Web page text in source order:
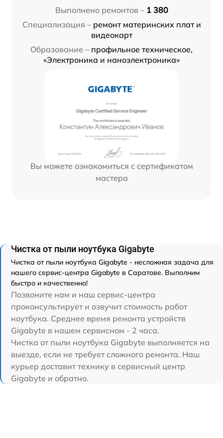
Выполнено ремонтов – 1 380
Специализация – ремонт материнских плат и
видеокарт
Образование – профильное техническое,
«Электроника и наноэлектроника»
Вы можете ознакомиться с сертификатом
мастера
Чистка от пыли ноутбука Gigabyte
Чистка от пыли ноутбука Gigabyte - несложная задача для
нашего сервис-центра Gigabyte в Саратове. Выполним
быстро и качественно!
Позвоните нам и наш сервис-центра
проконсультирует и озвучит стоимость работ
ноутбука. Среднее время ремонта устройств
Gigabyte в нашем сервисном - 2 часа.
Чистка от пыли ноутбука Gigabyte выполняется на
выезде, если не требует сложного ремонта. Наш
курьер доставит технику в сервисный центр
Gigabyte и обратно.